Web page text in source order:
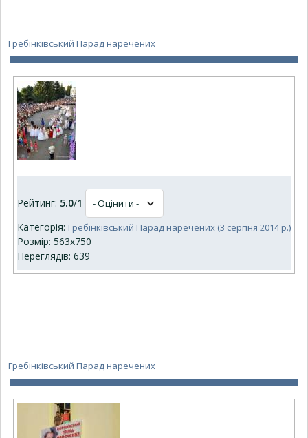
Гребінківський Парад наречених
Рейтинг: 5.0/1
Категорія: Гребінківський Парад наречених (3 серпня 2014 р.)
Розмір: 563x750
Переглядів: 639
Гребінківський Парад наречених